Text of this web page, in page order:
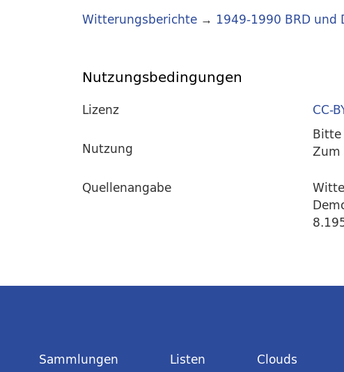
Witterungsberichte → 1949-1990 BRD und
Nutzungsbedingungen
Lizenz
CC-
Nutzung
Zum
Quellenangabe
Sammlungen Listen Clouds